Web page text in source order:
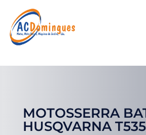
MOTOSSERRA
HUSQVARNA